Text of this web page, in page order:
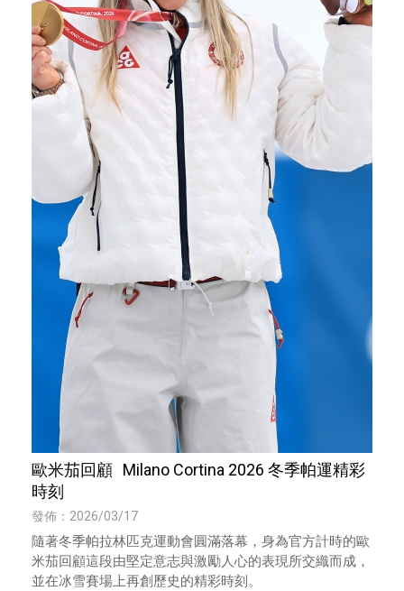
歐米茄回顧 Milano Cortina 2026 冬季帕運精彩
時刻
發佈：2026/03/17
隨著冬季帕拉林匹克運動會圓滿落幕，身為官方計時的歐
米茄回顧這段由堅定意志與激勵人心的表現所交織而成，
並在冰雪賽場上再創歷史的精彩時刻。